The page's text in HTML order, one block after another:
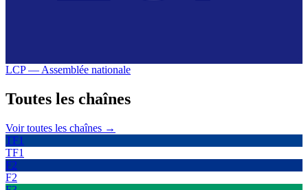
LCP — Assemblée nationale
Toutes les chaînes
Voir toutes les chaînes →
TF1
TF1
F2
F2